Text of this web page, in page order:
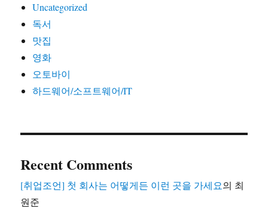
Uncategorized
독서
맛집
영화
오토바이
하드웨어/소프트웨어/IT
Recent Comments
[취업조언] 첫 회사는 어떻게든 이런 곳을 가세요의 최
원준